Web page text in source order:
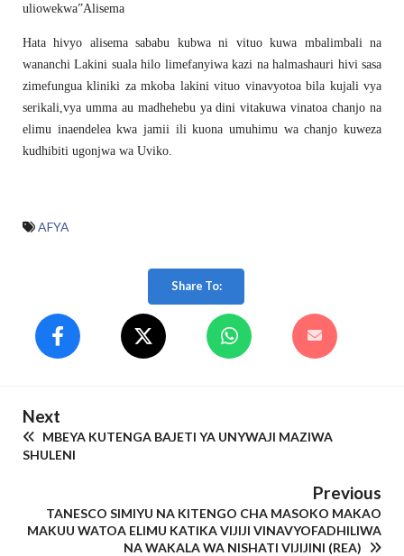
uliowekwa”Alisema
Hata hivyo alisema sababu kubwa ni vituo kuwa mbalimbali na
wananchi Lakini suala hilo limefanyiwa kazi na halmashauri hivi sasa
zimefungua kliniki za mkoba lakini vituo vinavyotoa bila kujali vya
serikali,vya umma au madhehebu ya dini vitakuwa vinatoa chanjo na
elimu inaendelea kwa jamii ili kuona umuhimu wa chanjo kuweza
kudhibiti ugonjwa wa Uviko.
AFYA
Share To:
Next
MBEYA KUTENGA BAJETI YA UNYWAJI MAZIWA
SHULENI
Previous
TANESCO SIMIYU NA KITENGO CHA MASOKO MAKAO
MAKUU WATOA ELIMU KATIKA VIJIJI VINAVYOFADHILIWA
NA WAKALA WA NISHATI VIJIJINI (REA)